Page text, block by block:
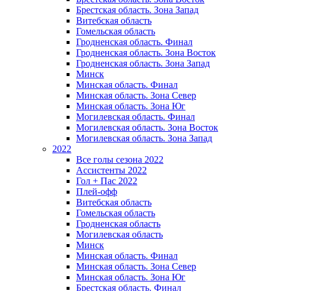
Брестская область. Зона Запад
Витебская область
Гомельская область
Гродненская область. Финал
Гродненская область. Зона Восток
Гродненская область. Зона Запад
Минск
Минская область. Финал
Минская область. Зона Север
Минская область. Зона Юг
Могилевская область. Финал
Могилевская область. Зона Восток
Могилевская область. Зона Запад
2022
Все голы сезона 2022
Ассистенты 2022
Гол + Пас 2022
Плей-офф
Витебская область
Гомельская область
Гродненская область
Могилевская область
Минск
Mинская область. Финал
Минская область. Зона Север
Минская область. Зона Юг
Брестская область. Финал